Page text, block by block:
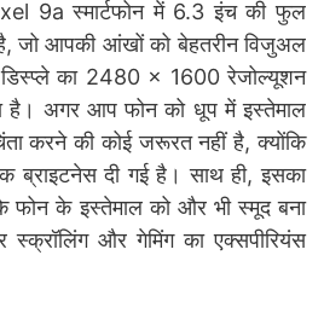
9a स्मार्टफोन में 6.3 इंच की फुल
जो आपकी आंखों को बेहतरीन विजुअल
डिस्प्ले का 2480 × 1600 रेजोल्यूशन
है। अगर आप फोन को धूप में इस्तेमाल
करने की कोई जरूरत नहीं है, क्योंकि
ब्राइटनेस दी गई है। साथ ही, इसका
के इस्तेमाल को और भी स्मूद बना
और गेमिंग का एक्सपीरियंस